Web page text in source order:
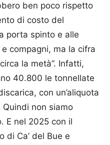
ben poco rispetto
di costo del
porta spinto e alle
compagni, ma la cifra
la metà”. Infatti,
40.800 le tonnellate
con un’aliquota
non siamo
E nel 2025 con il
di Ca’ del Bue e